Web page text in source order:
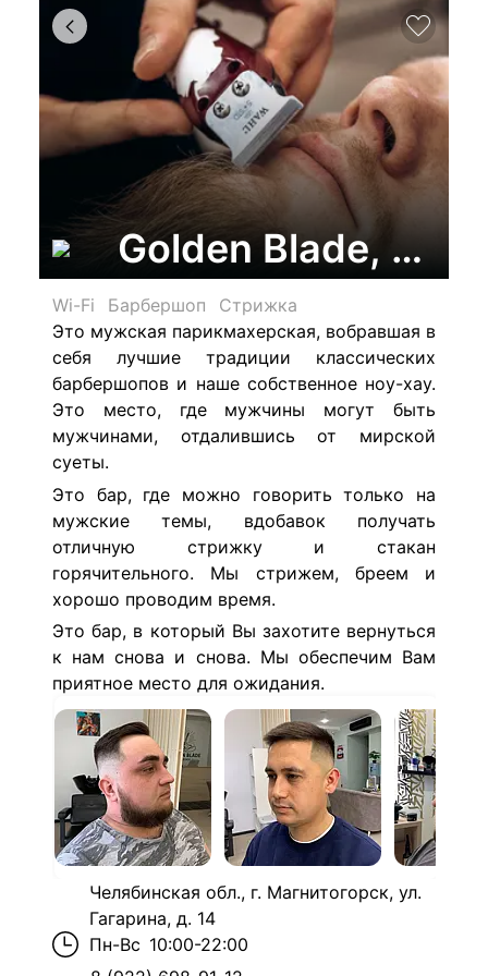
Golden Blade,
Wi-Fi Барбершоп
Стрижка
Это мужская парикмахерская, вобравшая в
себя лучшие традиции классических
барбершопов и наше собственное ноу-хау.
Это место, где мужчины могут быть
мужчинами, отдалившись от мирской
суеты.
Это бар, где можно говорить только на
мужские темы, вдобавок получать
отличную стрижку и стакан
горячительного. Мы стрижем, бреем и
хорошо проводим время.
Это бар, в который Вы захотите вернуться
к нам снова и снова. Мы обеспечим Вам
приятное место для ожидания.
Челябинская обл., г. Магнитогорск, ул.
Гагарина, д. 14
Пн-Вс 10:00-22:00